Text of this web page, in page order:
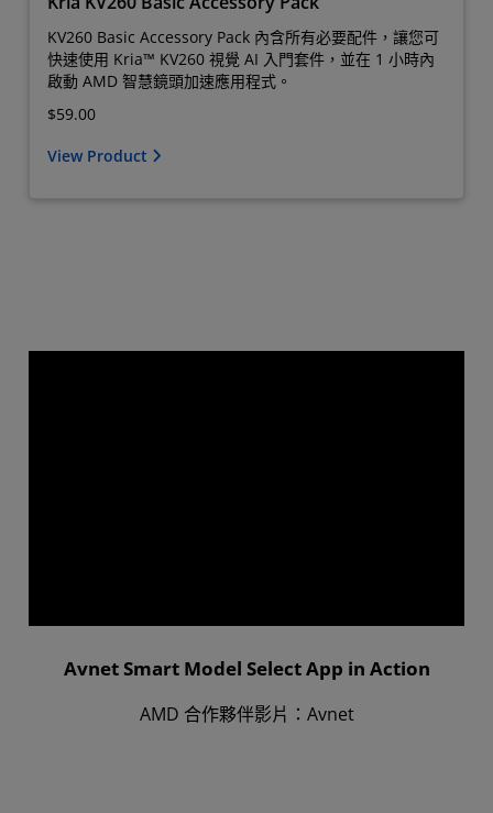
KV260 Basic Accessory Pack 內含所有必要配件，讓您可
快速使用 Kria™ KV260 視覺 AI 入門套件，並在 1 小時內
啟動 AMD 智慧鏡頭加速應用程式。
$59.00
View Product
Avnet Smart Model Select App in Action
AMD 合作夥伴影片：Avnet